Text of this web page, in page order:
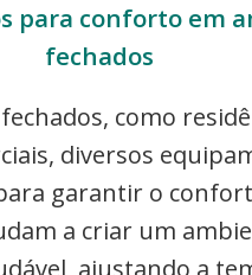
para conforto em
fechados
como
diversos
garantir o
a criar um
ajustando a